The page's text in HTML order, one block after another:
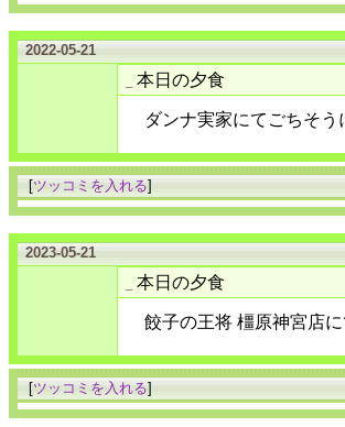
2022-05-21
本日の夕食
ダンナ実家にてごちそう
[ツッコミを入れる]
2023-05-21
本日の夕食
餃子の王将 橿原神宮店
[ツッコミを入れる]